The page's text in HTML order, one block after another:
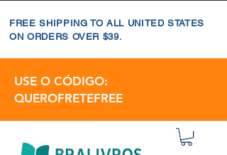
FREE SHIPPING TO ALL UNITED STATES
ON ORDERS OVER $39.
USE O CÓDIGO:
QUEROFRETEFREE